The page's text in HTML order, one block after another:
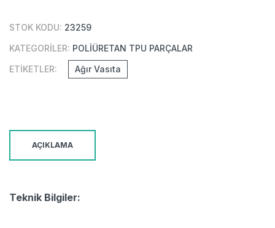
STOK KODU: 23259
KATEGORILER: POLIÜRETAN TPU PARÇALAR
ETIKETLER:
Ağır Vasıta
AÇIKLAMA
Teknik Bilgiler: